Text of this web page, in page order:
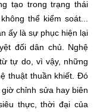
tạo trong trạng thái
thể kiểm soát...
ấy là sự phục hiện lại
đối dân chủ. Nghệ
tự do, vì vậy, những
thuật thuần khiết. Đó
chỉnh sửa hay biên
thực, thời đại của